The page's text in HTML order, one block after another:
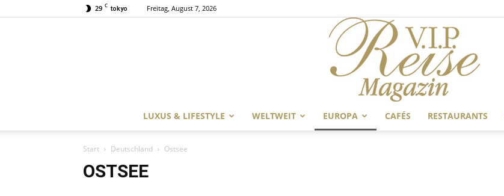
29 C tokyo Freitag, August 7, 2026
LUXUS & LIFESTYLE WELTWEIT EUROPA CAFÉS RESTAURANTS
Start Deutschland Ostsee
OSTSEE